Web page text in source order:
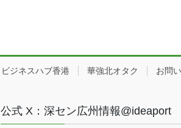
ビジネスハブ香港 華強北オタク お問
公式 X：深セン広州情報@ideaport